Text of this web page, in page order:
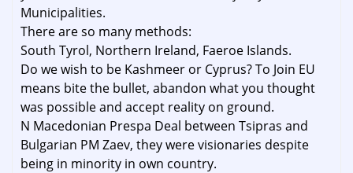
Municipalities.
There are so many methods:
South Tyrol, Northern Ireland, Faeroe Islands.
Do we wish to be Kashmeer or Cyprus? To Join EU
means bite the bullet, abandon what you thought
was possible and accept reality on ground.
N Macedonian Prespa Deal between Tsipras and
Bulgarian PM Zaev, they were visionaries despite
being in minority in own country.